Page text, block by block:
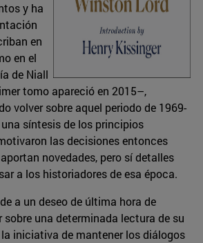
y ha
en
en el
de Niall
tomo apareció en 2015–,
volver sobre aquel periodo de 1969-
síntesis de los principios
las decisiones entonces
novedades, pero sí detalles
a los historiadores de esa época.
a un deseo de última hora de
sobre una determinada lectura de su
la iniciativa de mantener los diálogos